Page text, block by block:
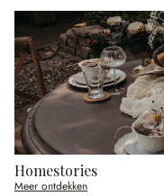
Homestories
Meer ontdekken